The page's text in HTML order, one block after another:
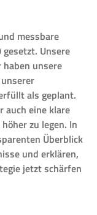
messbare
Unsere
unsere
als geplant.
auch eine klare
zu legen. In
Überblick
und erklären,
jetzt schärfen